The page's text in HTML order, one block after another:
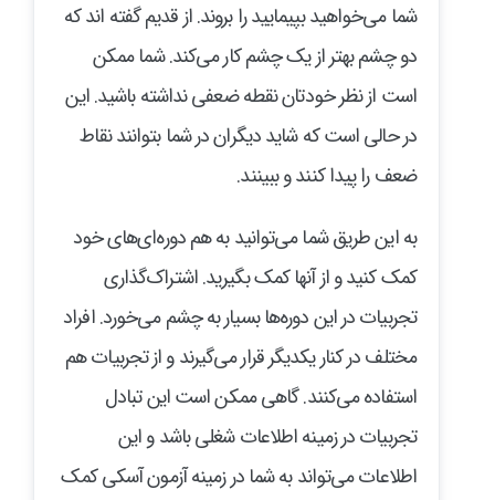
شما می‌خواهید بپیمایید را بروند. از قدیم گفته اند که
دو چشم بهتر از یک چشم کار می‌کند. شما ممکن
است از نظر خودتان نقطه ضعفی نداشته باشید. این
در حالی است که شاید دیگران در شما بتوانند نقاط
ضعف را پیدا کنند و ببینند.
به این طریق شما می‌توانید به هم دوره‌ای‌های خود
کمک کنید و از آنها کمک بگیرید. اشتراک‌گذاری
تجربیات در این دوره‌ها بسیار به چشم می‌خورد. افراد
مختلف در کنار یکدیگر قرار می‌گیرند و از تجربیات هم
استفاده می‌کنند. گاهی ممکن است این تبادل
تجربیات در زمینه اطلاعات شغلی باشد و این
اطلاعات می‌تواند به شما در زمینه آزمون آسکی کمک